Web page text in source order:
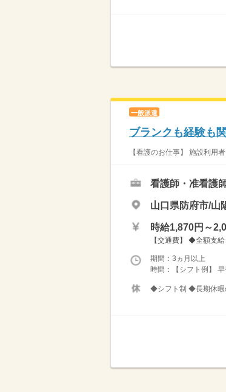
一般派遣
ブランクも経験も
【看護のお仕事】 施設利
看護師・准看護
山口県防府市/山
時給1,870円～
【交通費】 ◆全額支
期間：3ヵ月以上
時間：【シフト例】
◆シフト制 ◆長期休暇